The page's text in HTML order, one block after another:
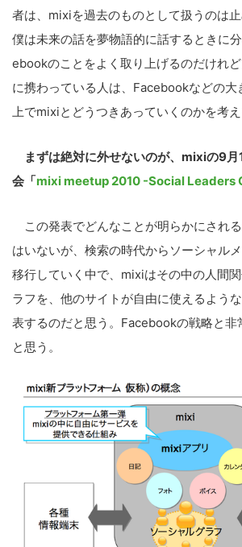
者は、mixiを過去のものとして扱うのは止
僕は未来の話を夢物語的に話するときに
ebookのことをよく取り上げるのだけれ
に携わっている人は、Facebookなどの大
上でmixiとどうつきあっていくのかを考え
まずは絶対に外せないのが、mixiの9
会「mixi meetup 2010 -Social Leaders
この発表でどんなことが明らかにされ
はいないが、検索の時代からソーシャル
移行していく中で、mixiはその中の人間
ラフを、他のサイトが自由に使えるよう
表するのだと思う。Facebookの戦略と非
と思う。